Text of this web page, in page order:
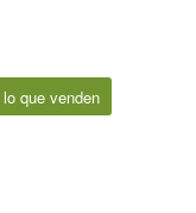
que venden